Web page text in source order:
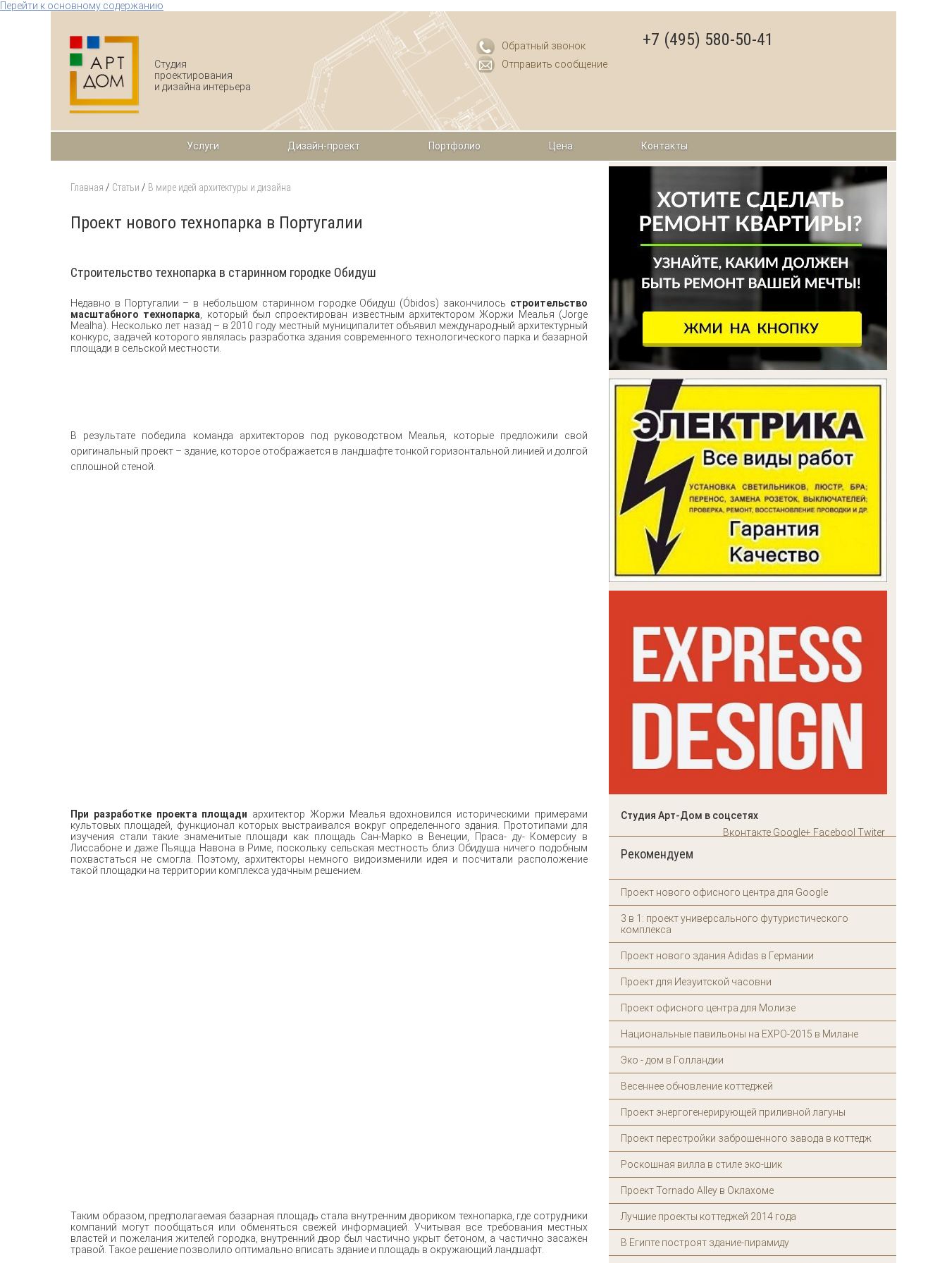
Перейти к основному содержанию
Студия
проектирования
и дизайна интерьера
Обратный звонок
Отправить сообщение
+7 (495) 580-50-41
Услуги Дизайн-проект Портфолио Цена Контакты
Главная / Статьи / В мире идей архитектуры и дизайна
Проект нового технопарка в Португалии
Строительство технопарка в старинном городке Обидуш
Недавно в Португалии – в небольшом старинном городке Обидуш (Óbidos) закончилось строительство
масштабного технопарка , который был спроектирован известным архитектором Жоржи Меалья (Jorge
Mealha). Несколько лет назад – в 2010 году местный муниципалитет объявил международный архитектурный
конкурс, задачей которого являлась разработка здания современного технологического парка и базарной
площади в сельской местности.
В результате победила команда архитекторов под руководством Меалья, которые предложили свой
оригинальный проект – здание, которое отображается в ландшафте тонкой горизонтальной линией и долгой
сплошной стеной.
При разработке проекта площади архитектор Жоржи Меалья вдохновился историческими примерами
культовых площадей, функционал которых выстраивался вокруг определенного здания. Прототипами для
изучения стали такие знаменитые площади как площадь Сан-Марко в Венеции, Праса- ду- Комерсиу в
Лиссабоне и даже Пьяцца Навона в Риме, поскольку сельская местность близ Обидуша ничего подобным
похвастаться не смогла. Поэтому, архитекторы немного видоизменили идея и посчитали расположение
такой площадки на территории комплекса удачным решением.
Таким образом, предполагаемая базарная площадь стала внутренним двориком технопарка, где сотрудники
компаний могут пообщаться или обменяться свежей информацией. Учитывая все требования местных
властей и пожелания жителей городка, внутренний двор был частично укрыт бетоном, а частично засажен
травой. Такое решение позволило оптимально вписать здание и площадь в окружающий ландшафт.
Студия Арт-Дом в соцсетях
Вконтакте Google+ Facebool Twiter
Рекомендуем
Проект нового офисного центра для Google
3 в 1: проект универсального футуристического
комплекса
Проект нового здания Adidas в Германии
Проект для Иезуитской часовни
Проект офисного центра для Молизе
Национальные павильоны на EXPO-2015 в Милане
Эко - дом в Голландии
Весеннее обновление коттеджей
Проект энергогенерирующей приливной лагуны
Проект перестройки заброшенного завода в коттедж
Роскошная вилла в стиле эко-шик
Проект Tornado Alley в Оклахоме
Лучшие проекты коттеджей 2014 года
В Египте построят здание-пирамиду